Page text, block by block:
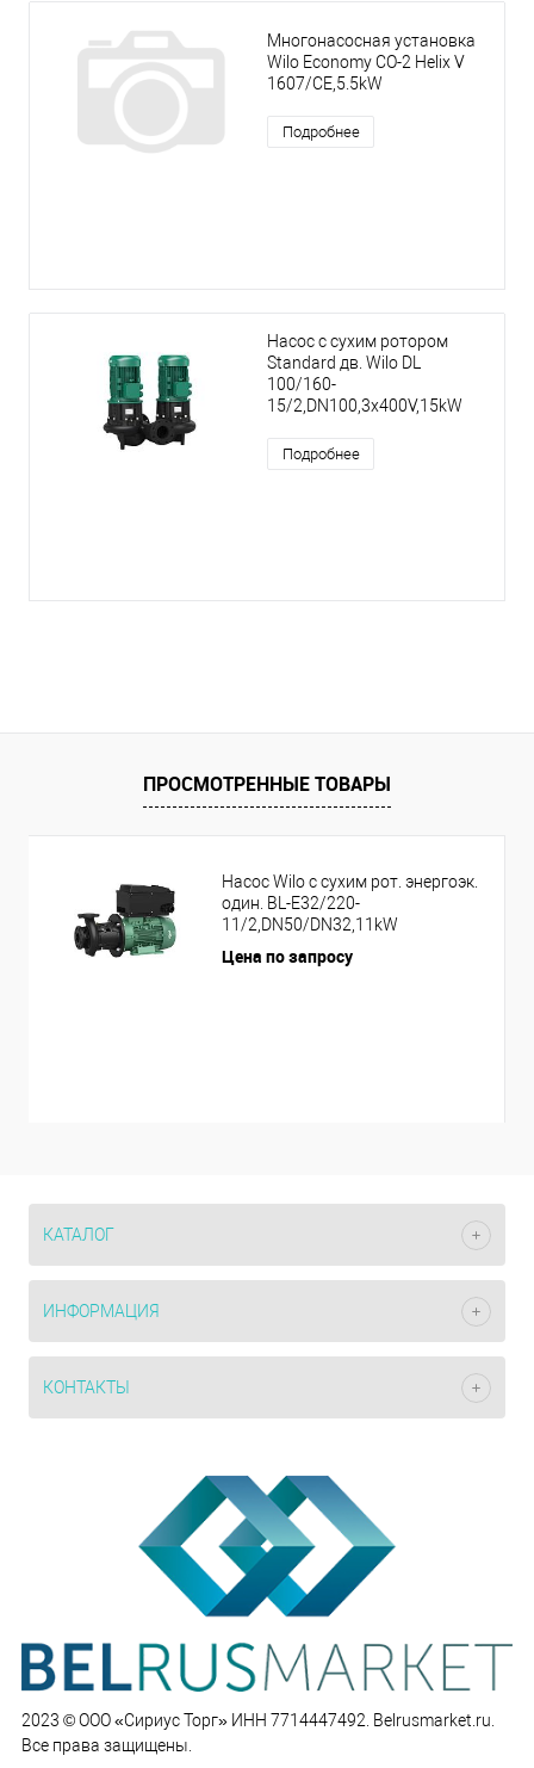
Многонасосная установка
Wilo Economy CO-2 Helix V
1607/CE,5.5kW
Подробнее
Насос с сухим ротором
Standard дв. Wilo DL
100/160-
15/2,DN100,3x400V,15kW
Подробнее
ПРОСМОТРЕННЫЕ ТОВАРЫ
Насос Wilo с сухим рот. энергоэк.
один. BL-E32/220-
11/2,DN50/DN32,11kW
Цена по запросу
КАТАЛОГ
ИНФОРМАЦИЯ
КОНТАКТЫ
2023 © ООО «Сириус Торг» ИНН 7714447492. Belrusmarket.ru.
Все права защищены.